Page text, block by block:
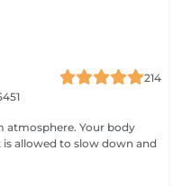
214
atmosphere. Your body
to slow down and